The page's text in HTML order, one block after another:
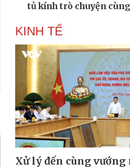
tủ kính trò chuyện
KINH TẾ
Xử lý đến cùng vướng